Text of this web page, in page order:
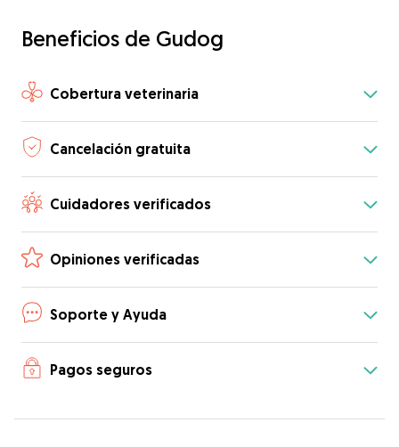
Beneficios de Gudog
Cobertura veterinaria
Cancelación gratuita
Cuidadores verificados
Opiniones verificadas
Soporte y Ayuda
Pagos seguros